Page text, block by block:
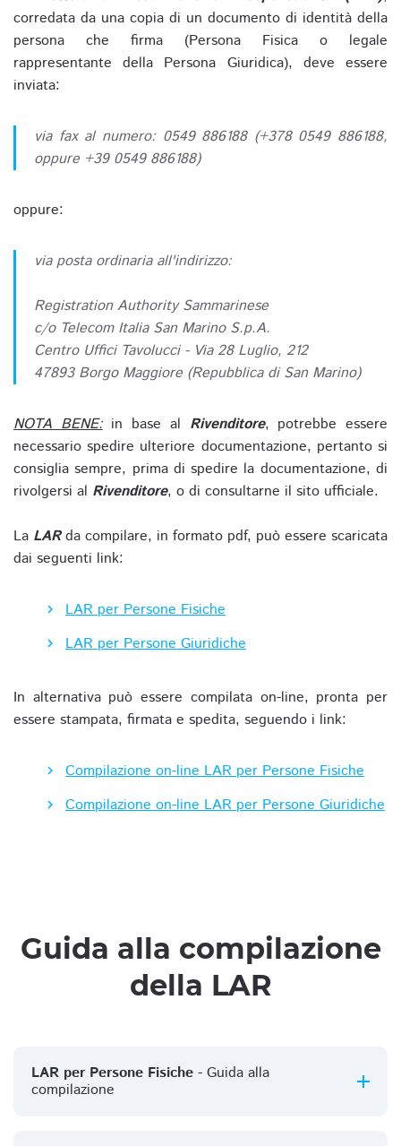
corredata da una copia di un documento di identità della
persona che firma (Persona Fisica o legale
rappresentante della Persona Giuridica), deve essere
inviata:
via fax al numero: 0549 886188 (+378 0549 886188,
oppure +39 0549 886188)
oppure:
via posta ordinaria all'indirizzo:
Registration Authority Sammarinese
c/o Telecom Italia San Marino S.p.A.
Centro Uffici Tavolucci - Via 28 Luglio, 212
47893 Borgo Maggiore (Repubblica di San Marino)
NOTA BENE:in base al Rivenditore, potrebbe essere
necessario spedire ulteriore documentazione, pertanto si
consiglia sempre, prima di spedire la documentazione, di
rivolgersi al Rivenditore, o di consultarne il sito ufficiale.
La LARda compilare, in formato pdf, può essere scaricata
dai seguenti link:
LAR per Persone Fisiche
LAR per Persone Giuridiche
In alternativa può essere compilata on-line, pronta per
essere stampata, firmata e spedita, seguendo i link:
Compilazione on-line LAR per Persone Fisiche
Compilazione on-line LAR per Persone Giuridiche
Guida alla compilazione
della LAR
LAR per Persone Fisiche - Guida alla
compilazione